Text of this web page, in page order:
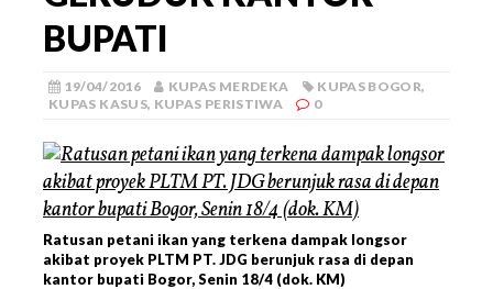
BUPATI
19/04/2016 KUPAS MERDEKA KUPAS BOGOR,
KUPAS KASUS, KUPAS PERISTIWA 0
Ratusan petani ikan yang terkena dampak longsor
akibat proyek PLTM PT. JDG berunjuk rasa di depan
kantor bupati Bogor, Senin 18/4 (dok. KM)